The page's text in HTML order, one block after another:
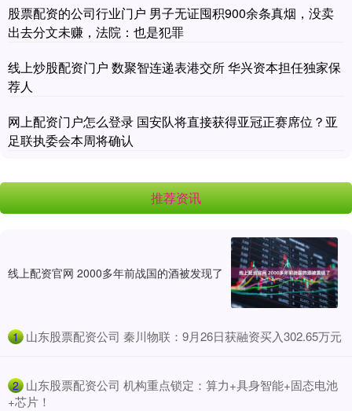
股票配资的公司行业门户 男子无证囤积900余条真烟，没卖
出去分文未赚，法院：也是犯罪
线上炒股配资门户 数聚智连递表港交所 华兴资本担任独家保
荐人
网上配资门户怎么登录 国安队将直接获得亚冠正赛席位？亚
足联执委会本周将确认
推荐资讯
线上配资官网 2000多年前战国的酒被发现了
1 ​山东股票配资公司 秦川物联：9月26日获融资买入302.65万元
2 ​山东股票配资公司 机构重点锁定：算力+具身智能+固态电池
+芯片！